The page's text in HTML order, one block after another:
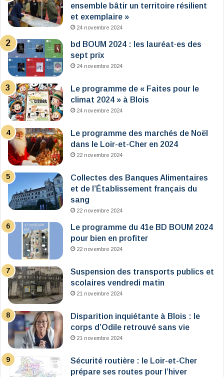
ensemble bâtir un territoire résilient
et exemplaire »
24 novembre 2024
bd BOUM 2024 : les lauréat·es des
sept prix
24 novembre 2024
Le programme de « Faites pour le
climat 2024 » à Blois
24 novembre 2024
Le programme des marchés de Noël
dans le Loir-et-Cher en 2024
22 novembre 2024
Collectes des Banques Alimentaires
et de l’Établissement français du
sang
22 novembre 2024
Le programme du 41e BD BOUM 2024
pour bien en profiter
22 novembre 2024
Suspension des transports publics et
scolaires vendredi matin
21 novembre 2024
Disparition inquiétante à Blois : le
corps d’Odile retrouvé sans vie
21 novembre 2024
Sécurité routière : le Loir-et-Cher
prépare ses routes pour l’hiver